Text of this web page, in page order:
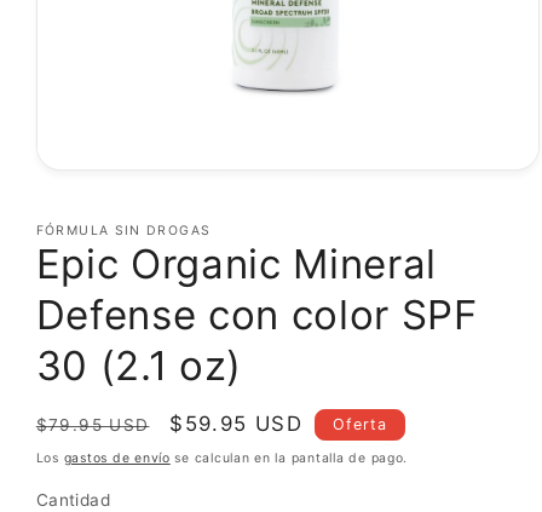
1
en
una
ventana
modal
FÓRMULA SIN DROGAS
Epic Organic Mineral
Defense con color SPF
30 (2.1 oz)
Precio
habitual
$79.95 USD
Precio
de
$59.95 USD Oferta
Los gastos de envío se calculan en la pantalla de pago.
Cantidad